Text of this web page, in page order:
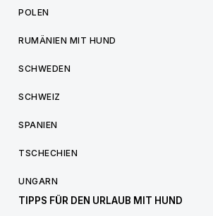
POLEN
RUMÄNIEN MIT HUND
SCHWEDEN
SCHWEIZ
SPANIEN
TSCHECHIEN
UNGARN
TIPPS FÜR DEN URLAUB MIT HUND